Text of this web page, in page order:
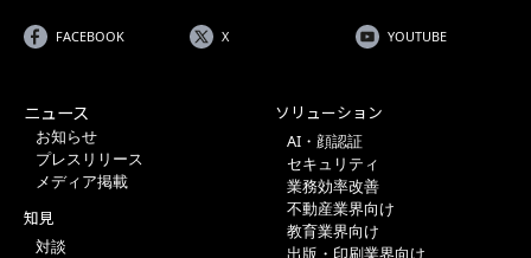
FACEBOOK X YOUTUBE
ニュース
お知らせ
プレスリリース
メディア掲載
知見
対談
ソリューション
AI・顔認証
セキュリティ
業務効率改善
不動産業界向け
教育業界向け
出版・印刷業界向け